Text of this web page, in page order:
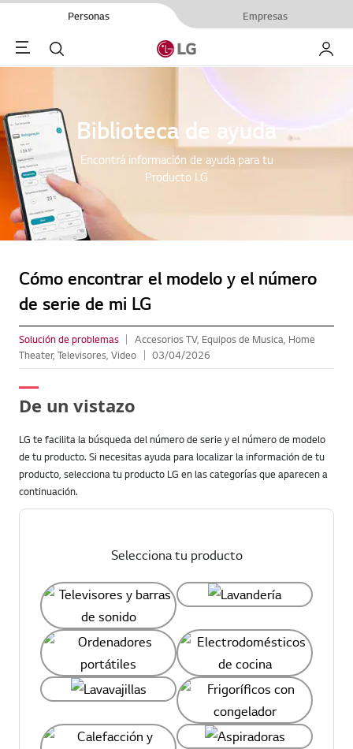
Personas Empresas
Menu Buscar My LG
Biblioteca de ayuda
Encontrá información de ayuda para tu
Producto LG
Cómo encontrar el modelo y el número
de serie de mi LG
Solución de problemas
Accesorios TV, Equipos de Musica, Home
Theater, Televisores, Video
03/04/2026
De un vistazo
LG te facilita la búsqueda del número de serie y el número de modelo
de tu producto. Si necesitas ayuda para localizar la información de tu
producto, selecciona tu producto LG en las categorías que aparecen a
continuación.
Selecciona tu producto